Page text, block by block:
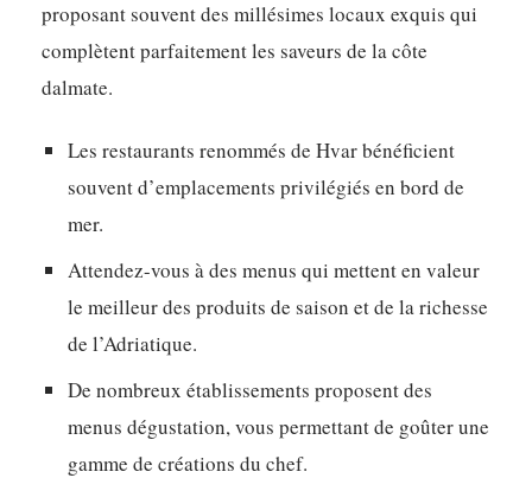
proposant souvent des millésimes locaux exquis qui
complètent parfaitement les saveurs de la côte
dalmate.
Les restaurants renommés de Hvar bénéficient
souvent d’emplacements privilégiés en bord de
mer.
Attendez-vous à des menus qui mettent en valeur
le meilleur des produits de saison et de la richesse
de l’Adriatique.
De nombreux établissements proposent des
menus dégustation, vous permettant de goûter une
gamme de créations du chef.